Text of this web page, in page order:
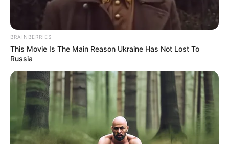
Поделиться:
Теги: пьяный водитель харьковская область
дтп
харьковская область чугуевский район дтп село
лебяжье
Контекст
Пьяный харьковчанин, пытаясь скрыться от
патрульных, снес биотуалеты (видео)
20.01.2023, 13:03